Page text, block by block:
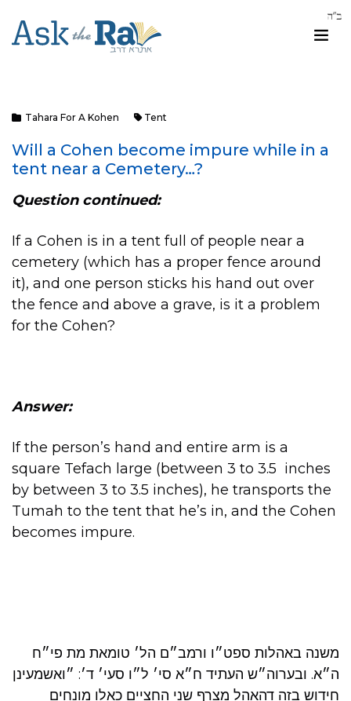
Tahara For A Kohen Tent
Will a Cohen become impure while in a
tent near a Cemetery…?
Question continued:
If a Cohen is in a tent full of people near a
cemetery (which has a proper fence around
it), and one person sticks his hand out over
the fence and above a grave, is it a problem
for the Cohen?
Answer:
If the person’s hand and entire arm is a
square Tefach large (between 3 to 3.5 inches
by between 3 to 3.5 inches), he transports the
Tumah to the tent that he’s in, and the Cohen
becomes impure.
משנה באהלות ספט״ו ורמב״ם הל׳ טומאת מת פי״ח
ה״א. ובערוה״ש העתיד ח״א סי׳ ל״ו סעי׳ ד׳: ״ואשמעינן
חידוש בזה דהאהל מצרף שני החציים כאלו מונחים